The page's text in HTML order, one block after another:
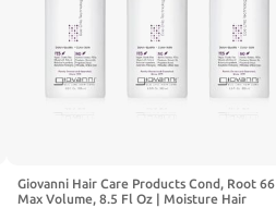
Giovanni Hair Care Products Cond, Root 66
Max Volume, 8.5 Fl Oz | Moisture Hair